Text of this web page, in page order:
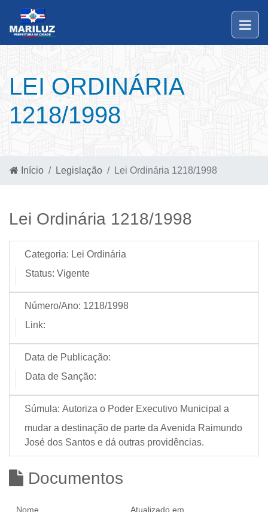
LEI ORDINÁRIA
1218/1998
Início Legislação Lei Ordinária 1218/1998
Lei Ordinária 1218/1998
Categoria: Lei Ordinária
Status: Vigente
Número/Ano: 1218/1998
Link:
Data de Publicação:
Data de Sanção:
Súmula: Autoriza o Poder Executivo Municipal a
mudar a destinação de parte da Avenida Raimundo
José dos Santos e dá outras providências.
Documentos
Nome Atualizado em